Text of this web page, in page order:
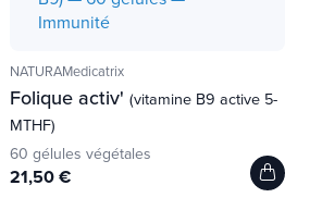
NATURAMedicatrix
Folique activ'(vitamine B9 active 5-
MTHF)
60 gélules végétales
21,50 €